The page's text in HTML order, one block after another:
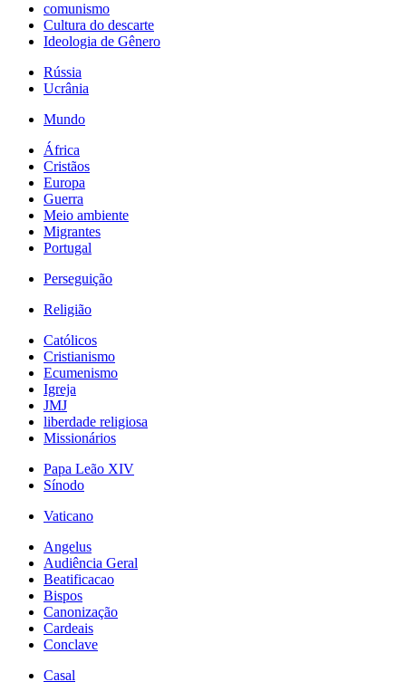
comunismo
Cultura do descarte
Ideologia de Gênero
Rússia
Ucrânia
Mundo
África
Cristãos
Europa
Guerra
Meio ambiente
Migrantes
Portugal
Perseguição
Religião
Católicos
Cristianismo
Ecumenismo
Igreja
JMJ
liberdade religiosa
Missionários
Papa Leão XIV
Sínodo
Vaticano
Angelus
Audiência Geral
Beatificacao
Bispos
Canonização
Cardeais
Conclave
Casal